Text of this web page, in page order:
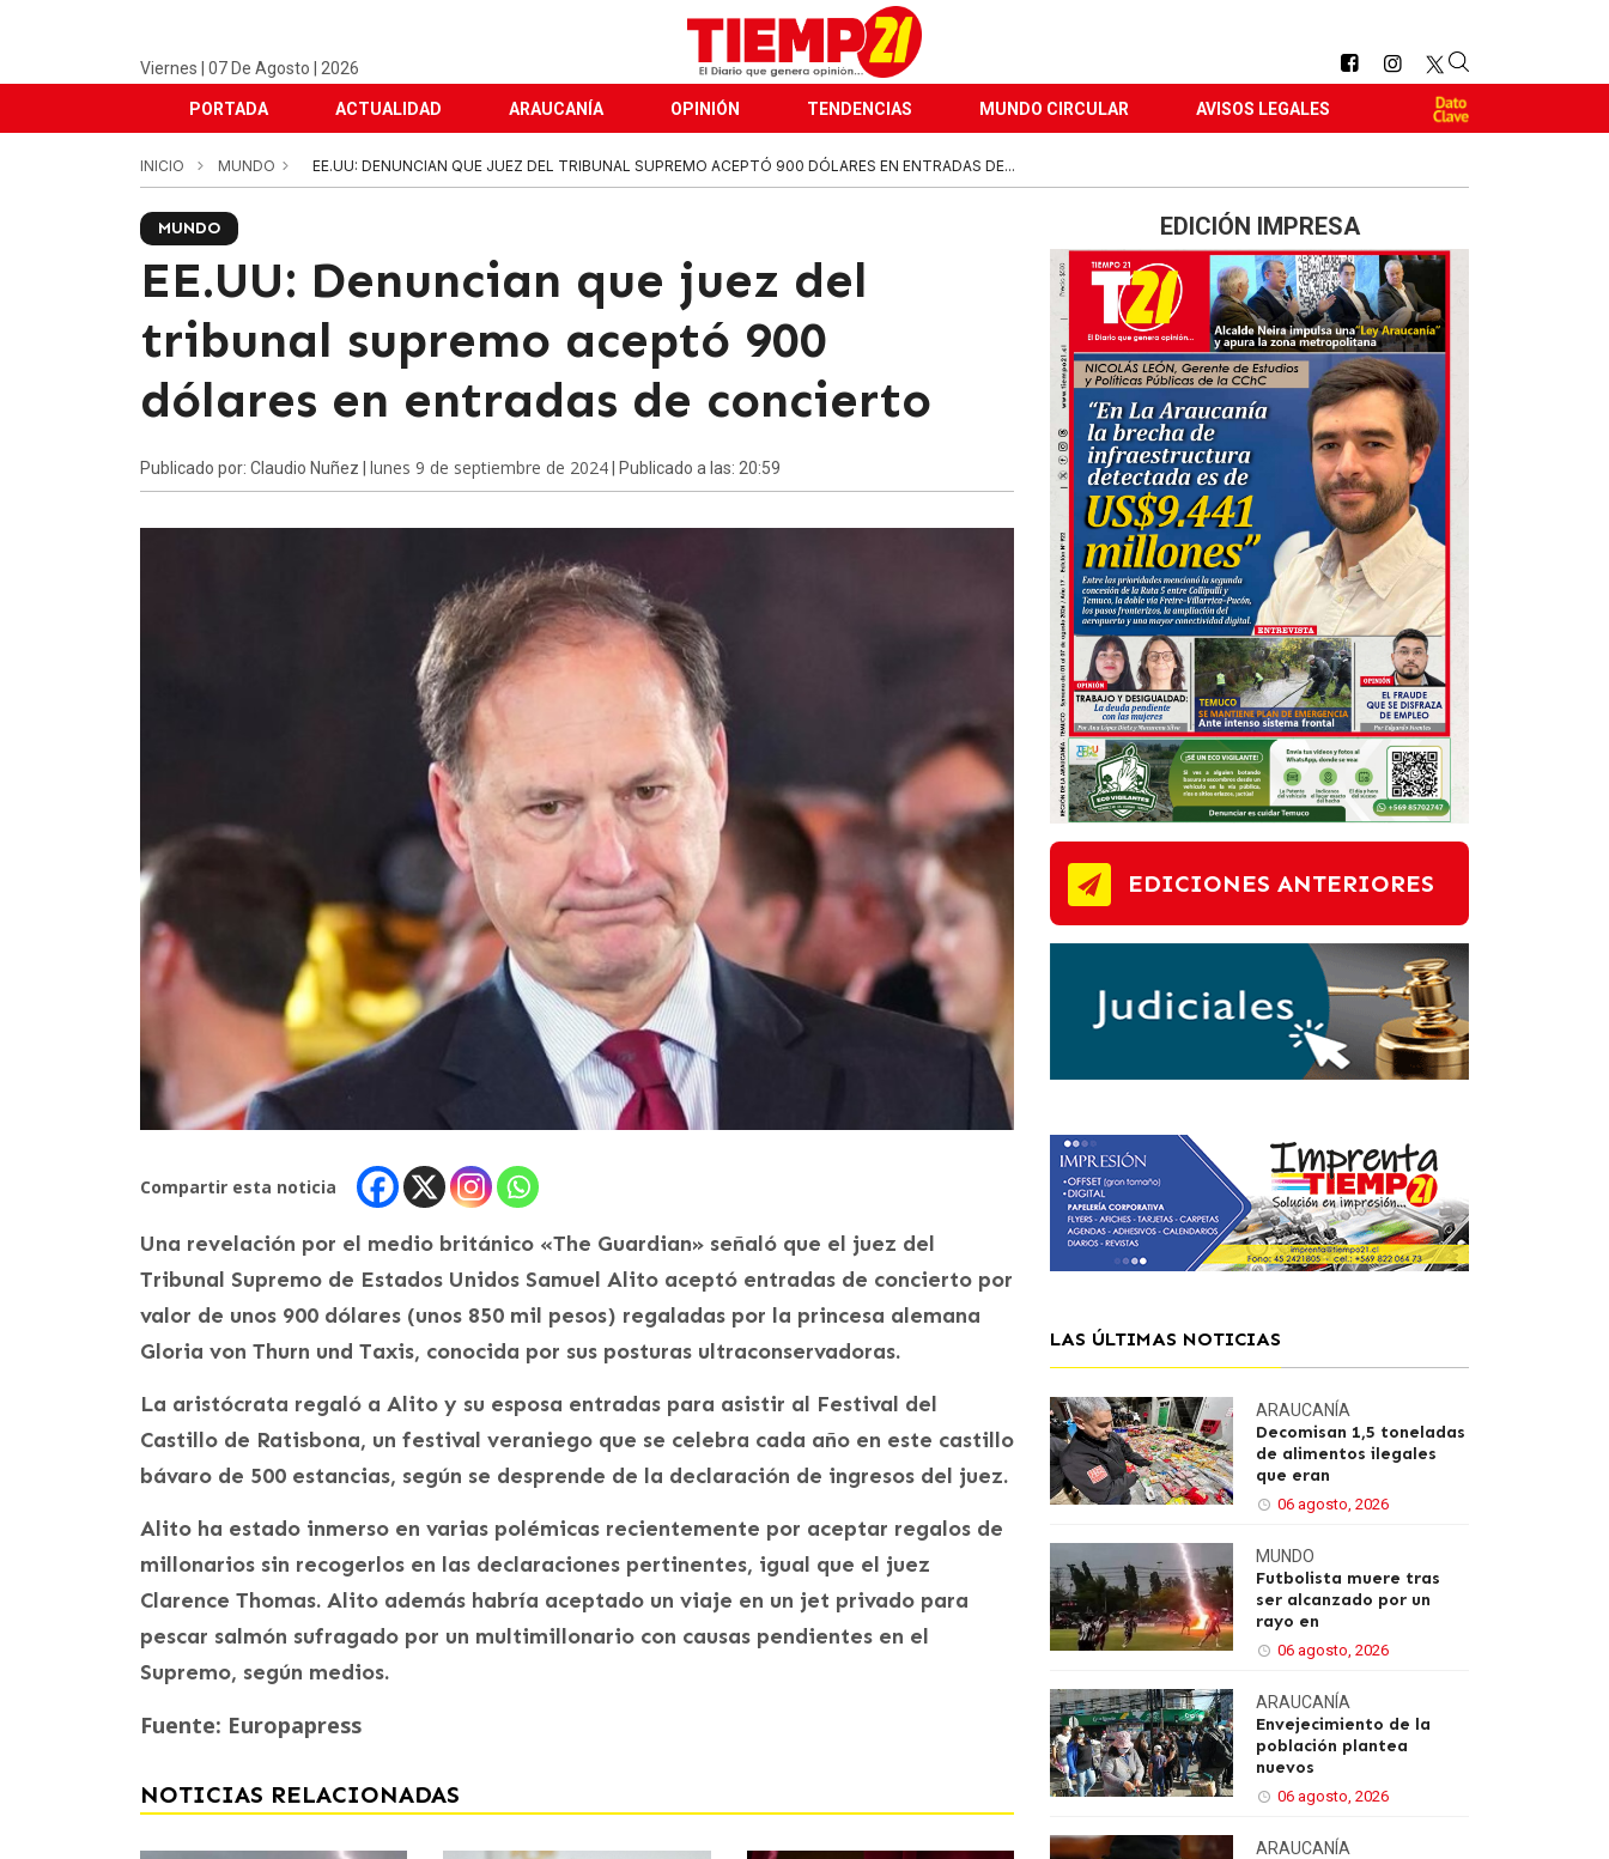
Viernes | 07 De Agosto | 2026
PORTADA ACTUALIDAD ARAUCANÍA OPINIÓN TENDENCIAS MUNDO CIRCULAR AVISOS LEGALES
INICIO MUNDO EE.UU: DENUNCIAN QUE JUEZ DEL TRIBUNAL SUPREMO ACEPTÓ 900 DÓLARES EN ENTRADAS DE...
MUNDO
EE.UU: Denuncian que juez del
tribunal supremo aceptó 900
dólares en entradas de concierto
Publicado por: Claudio Nuñez | lunes 9 de septiembre de 2024 | Publicado a las: 20:59
Compartir esta noticia
Una revelación por el medio británico «The Guardian» señaló que el juez del
Tribunal Supremo de Estados Unidos Samuel Alito aceptó entradas de concierto por
valor de unos 900 dólares (unos 850 mil pesos) regaladas por la princesa alemana
Gloria von Thurn und Taxis, conocida por sus posturas ultraconservadoras.
La aristócrata regaló a Alito y su esposa entradas para asistir al Festival del
Castillo de Ratisbona, un festival veraniego que se celebra cada año en este castillo
bávaro de 500 estancias, según se desprende de la declaración de ingresos del juez.
Alito ha estado inmerso en varias polémicas recientemente por aceptar regalos de
millonarios sin recogerlos en las declaraciones pertinentes, igual que el juez
Clarence Thomas. Alito además habría aceptado un viaje en un jet privado para
pescar salmón sufragado por un multimillonario con causas pendientes en el
Supremo, según medios.
Fuente: Europapress
NOTICIAS RELACIONADAS
EDICIÓN IMPRESA
EDICIONES ANTERIORES
LAS ÚLTIMAS NOTICIAS
ARAUCANÍA
Decomisan 1,5 toneladas
de alimentos ilegales
que eran
06 agosto, 2026
MUNDO
Futbolista muere tras
ser alcanzado por un
rayo en
06 agosto, 2026
ARAUCANÍA
Envejecimiento de la
población plantea
nuevos
06 agosto, 2026
ARAUCANÍA